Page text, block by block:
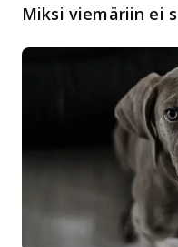
Miksi viemäriin ei